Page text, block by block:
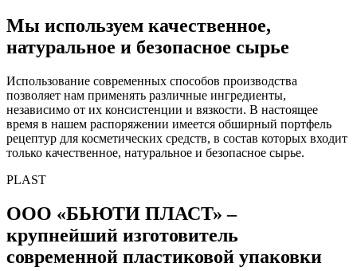
Мы используем качественное,
натуральное и безопасное сырье
Использование современных способов производства
позволяет нам применять различные ингредиенты,
независимо от их консистенции и вязкости. В настоящее
время в нашем распоряжении имеется обширный портфель
рецептур для косметических средств, в состав которых входит
только качественное, натуральное и безопасное сырье.
PLAST
ООО «БЬЮТИ ПЛАСТ» –
крупнейший изготовитель
современной пластиковой упаковки